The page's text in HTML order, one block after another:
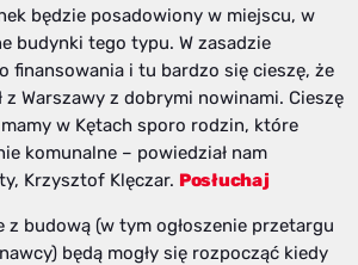
będzie posadowiony w miejscu, w
budynki tego typu. W zasadzie
finansowania i tu bardzo się cieszę, że
z Warszawy z dobrymi nowinami. Cieszę
w Kętach sporo rodzin, które
komunalne – powiedział nam
Krzysztof Klęczar. Posłuchaj
z budową (w tym ogłoszenie przetargu
będą mogły się rozpocząć kiedy